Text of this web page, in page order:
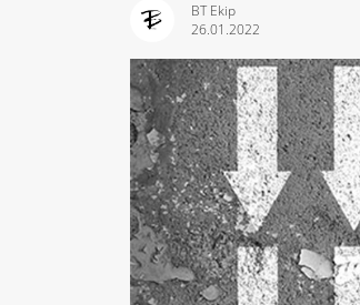
BT Ekip
26.01.2022